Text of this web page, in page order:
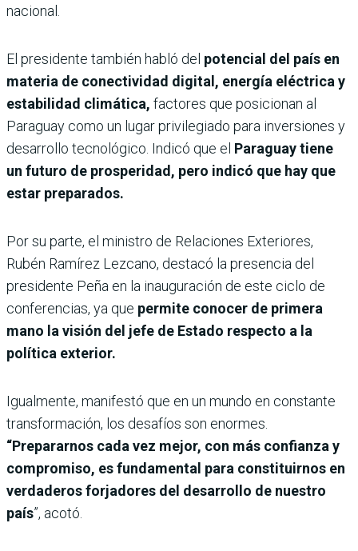
nacional.
El presidente también habló del potencial del país en
materia de conectividad digital, energía eléctrica y
estabilidad climática, factores que posicionan al
Paraguay como un lugar privilegiado para inversiones y
desarrollo tecnológico. Indicó que el Paraguay tiene
un futuro de prosperidad, pero indicó que hay que
estar preparados.
Por su parte, el ministro de Relaciones Exteriores,
Rubén Ramírez Lezcano, destacó la presencia del
presidente Peña en la inauguración de este ciclo de
conferencias, ya que permite conocer de primera
mano la visión del jefe de Estado respecto a la
política exterior.
Igualmente, manifestó que en un mundo en constante
transformación, los desafíos son enormes.
“Prepararnos cada vez mejor, con más confianza y
compromiso, es fundamental para constituirnos en
verdaderos forjadores del desarrollo de nuestro
país”, acotó.